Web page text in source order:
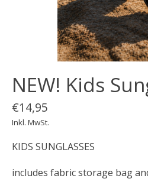
NEW! Kids
€14,95
Inkl. MwSt.
KIDS SUNGLASSES
includes fabric storage bag